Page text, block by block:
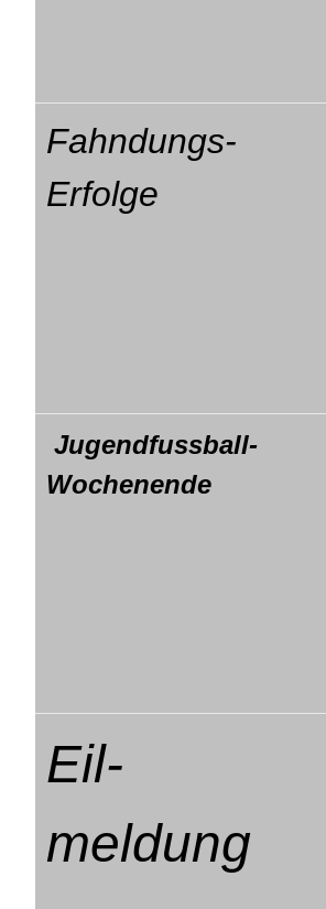
Fahndungs-
Erfolge
Jugendfussball-
Wochenende
Eil-
meldung